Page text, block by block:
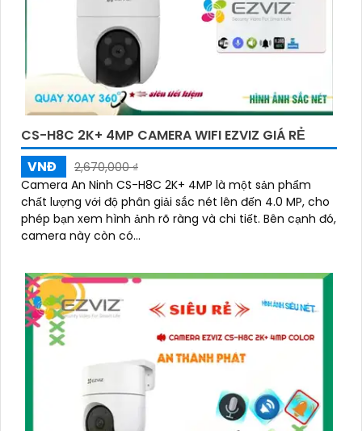
CS-H8C 2K+ 4MP CAMERA WIFI EZVIZ GIÁ RẺ
VNĐ
2,670,000 ₫
Camera An Ninh CS-H8C 2K+ 4MP là một sản phẩm
chất lượng với độ phân giải sắc nét lên đến 4.0 MP, cho
phép bạn xem hình ảnh rõ ràng và chi tiết. Bên cạnh đó,
camera này còn có...